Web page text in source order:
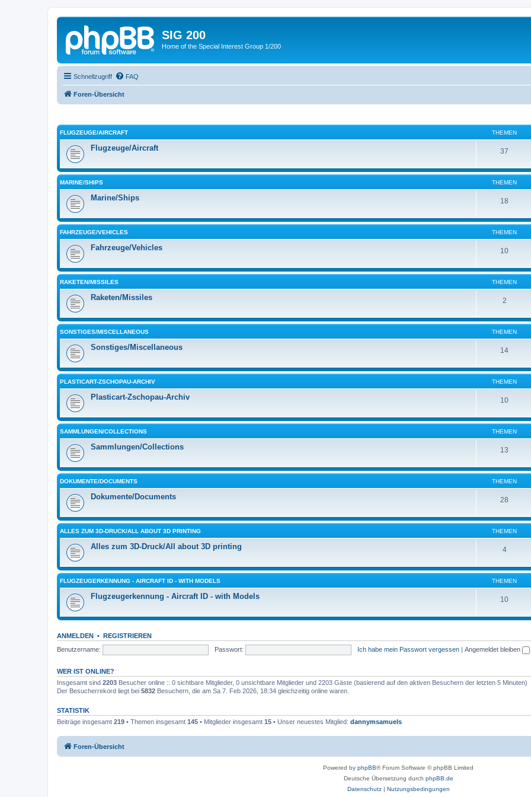
SIG 200
Home of the Special Interest Group 1/200
Schnellzugriff FAQ
Foren-Übersicht
FLUGZEUGE/AIRCRAFT THEMEN
Flugzeuge/Aircraft 37
MARINE/SHIPS THEMEN
Marine/Ships 18
FAHRZEUGE/VEHICLES THEMEN
Fahrzeuge/Vehicles 10
RAKETEN/MISSILES THEMEN
Raketen/Missiles 2
SONSTIGES/MISCELLANEOUS THEMEN
Sonstiges/Miscellaneous 14
PLASTICART-ZSCHOPAU-ARCHIV THEMEN
Plasticart-Zschopau-Archiv 10
SAMMLUNGEN/COLLECTIONS THEMEN
Sammlungen/Collections 13
DOKUMENTE/DOCUMENTS THEMEN
Dokumente/Documents 28
ALLES ZUM 3D-DRUCK/ALL ABOUT 3D PRINTING THEMEN
Alles zum 3D-Druck/All about 3D printing 4
FLUGZEUGERKENNUNG - AIRCRAFT ID - WITH MODELS THEMEN
Flugzeugerkennung - Aircraft ID - with Models 10
ANMELDEN • REGISTRIEREN
Benutzername:
Passwort: Ich habe mein Passwort vergessen | Angemeldet bleiben
WER IST ONLINE?
Insgesamt sind 2203 Besucher online :: 0 sichtbare Mitglieder, 0 unsichtbare Mitglieder und 2203 Gäste (basierend auf den aktiven Besuchern der letzten 5 Minuten)
Der Besucherrekord liegt bei 5832 Besuchern, die am Sa 7. Feb 2026, 18:34 gleichzeitig online waren.
STATISTIK
Beiträge insgesamt 219 • Themen insgesamt 145 • Mitglieder insgesamt 15 • Unser neuestes Mitglied: dannymsamuels
Foren-Übersicht
Powered by phpBB® Forum Software © phpBB Limited
Deutsche Übersetzung durch phpBB.de
Datenschutz| Nutzungsbedingungen